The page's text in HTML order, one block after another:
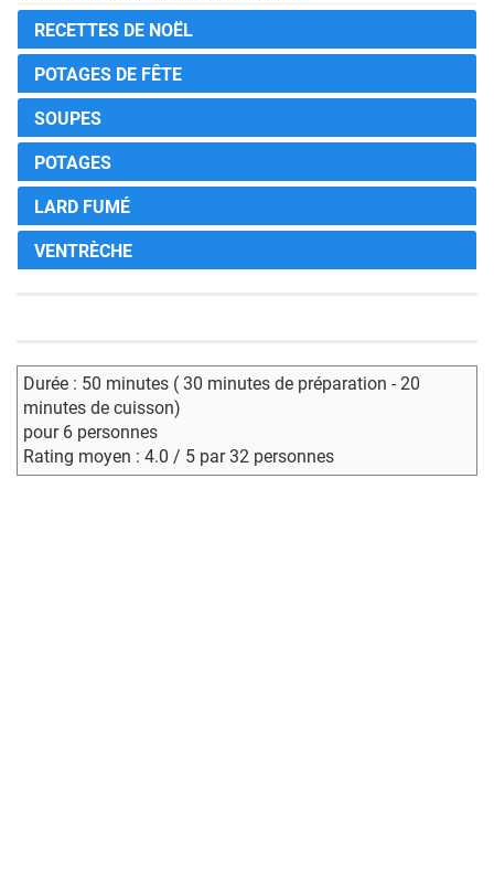
RECETTES DE NOËL
POTAGES DE FÊTE
SOUPES
POTAGES
LARD FUMÉ
VENTRÈCHE
Durée : 50 minutes ( 30 minutes de préparation - 20
minutes de cuisson)
pour 6 personnes
Rating moyen : 4.0 / 5 par 32 personnes